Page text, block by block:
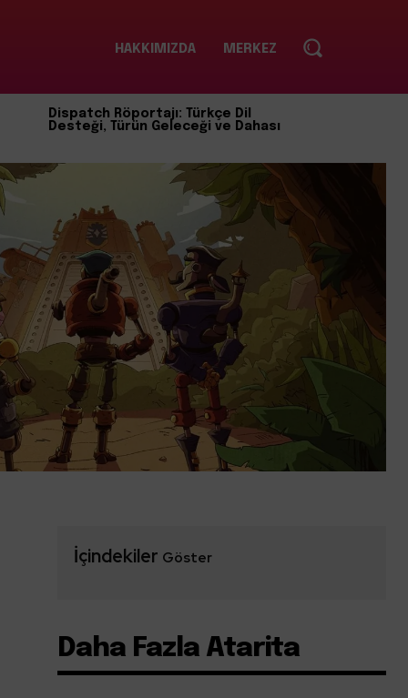
HAKKIMIZDA MERKEZ
Dispatch Röportajı: Türkçe Dil
Desteği, Türün Geleceği ve Dahası
İçindekiler Göster
Daha Fazla Atarita